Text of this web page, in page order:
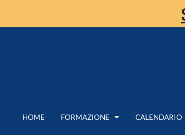
HOME FORMAZIONE CALENDARIO